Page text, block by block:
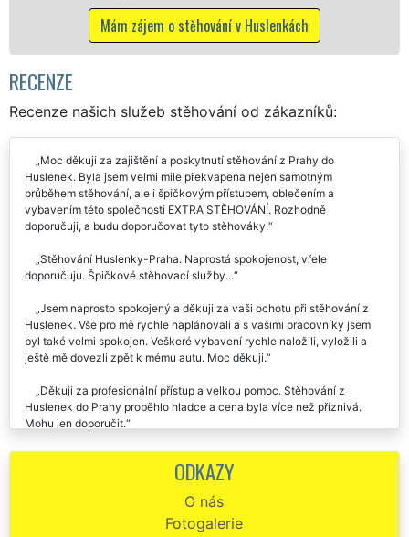
Mám zájem o stěhovací služby v Huslenkách
RECENZE
Recenze našich služeb stěhování od zákazníků:
Moc děkuji za zajištění a poskytnutí stěhování z Prahy do
Huslenek. Byla jsem velmi mile překvapena nejen samotným
průběhem stěhování, ale i špičkovým přístupem, oblečením a
vybavením této společnosti EXTRA STĚHOVÁNÍ. Rozhodně
doporučuji, a budu doporučovat tyto stěhováky.
Stěhování Huslenky-Praha. Naprostá spokojenost, vřele
doporučuju. Špičkové stěhovací služby...
Jsem naprosto spokojený a děkuji za vaši ochotu při stěhování z
Huslenek. Vše pro mě rychle naplánovali a s vašimi pracovníky jsem
byl také velmi spokojen. Veškeré vybavení rychle naložili, vyložili a
ještě mě dovezli zpět k mému autu. Moc děkuji.
Děkuji za profesionální přístup a velkou pomoc. Stěhování z
Huslenek do Prahy proběhlo hladce a cena byla více než příznivá.
Mohu jen doporučit.
Již dvakrát jsem se stěhovala s touto společností. Vždy naprostá
spokojenost. Ochotní, velmi pracovití, naprosto spolehliví. Skutečně je
ODKAZY
O nás
Fotogalerie